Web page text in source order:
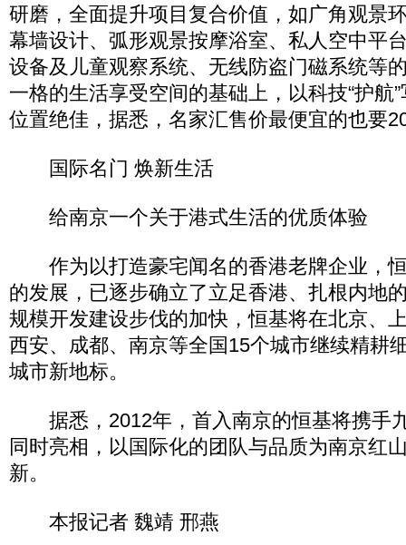
研磨，全面提升项目复合价值，如广角观景
幕墙设计、弧形观景按摩浴室、私人空中平
设备及儿童观察系统、无线防盗门磁系统等
一格的生活享受空间的基础上，以科技“护航
位置绝佳，据悉，名家汇售价最便宜的也要
国际名门 焕新生活
给南京一个关于港式生活的优质体验
作为以打造豪宅闻名的香港老牌企业，
的发展，已逐步确立了立足香港、扎根内地
规模开发建设步伐的加快，恒基将在北京、
西安、成都、南京等全国15个城市继续精耕
城市新地标。
据悉，2012年，首入南京的恒基将携手
同时亮相，以国际化的团队与品质为南京红
新。
本报记者 魏靖 邢燕